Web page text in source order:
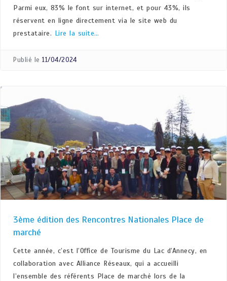
Parmi eux, 83% le font sur internet, et pour 43%, ils
réservent en ligne directement via le site web du
prestataire. Lire la suite…
Publié le 11/04/2024
3ème édition des Rencontres Nationales Place de
marché
Cette année, c’est l’Office de Tourisme du Lac d’Annecy, en
collaboration avec Alliance Réseaux, qui a accueilli
l’ensemble des référents Place de marché lors de la